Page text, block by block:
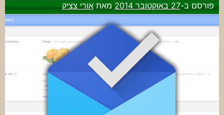
פורסם ב-27 באוקטובר 2014 מאתאורי צציק